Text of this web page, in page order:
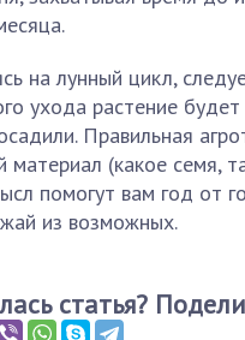
на лунный цикл,
ухода растение
Правильная
материал (какое семя,
помогут вам год от
из возможных.
статья?